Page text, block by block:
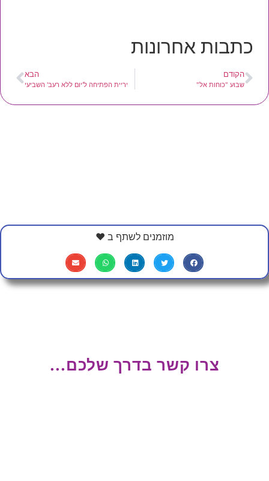
כתבות אחרונות
הקודם
שבוע "כוחות אל"
הבא
יריית הפתיחה ל'יום ללא רעב' השביעי
מוזמנים לשתף ב ❤
צרו קשר בדרך שלכם...